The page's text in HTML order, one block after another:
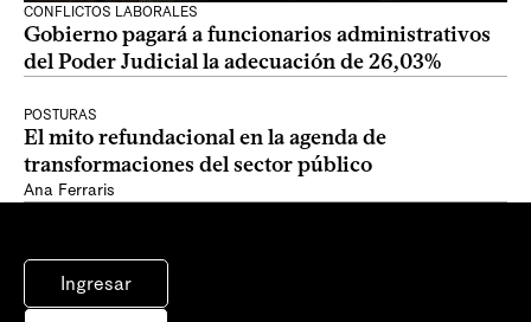
CONFLICTOS LABORALES
Gobierno pagará a funcionarios administrativos
del Poder Judicial la adecuación de 26,03%
POSTURAS
El mito refundacional en la agenda de
transformaciones del sector público
Ana Ferraris
Ingresar